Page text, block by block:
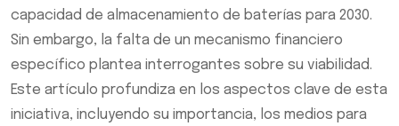
capacidad de almacenamiento de baterías para 2030.
Sin embargo, la falta de un mecanismo financiero
específico plantea interrogantes sobre su viabilidad.
Este artículo profundiza en los aspectos clave de esta
iniciativa, incluyendo su importancia, los medios para